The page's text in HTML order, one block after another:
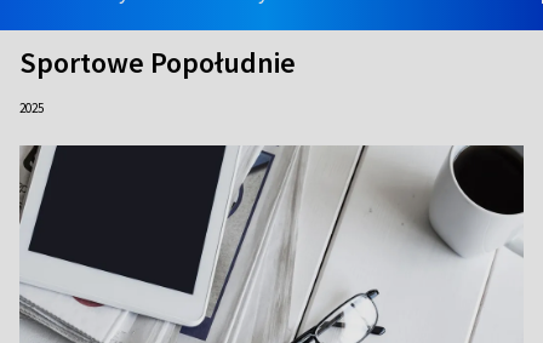
Sportowe Popołudnie
2025